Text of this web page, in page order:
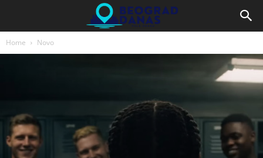
Home Novo